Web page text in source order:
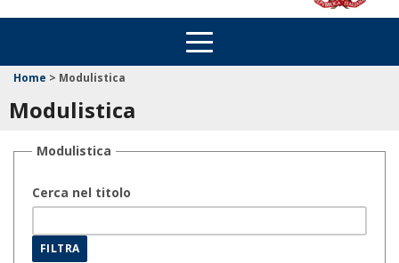
Home > Modulistica
Modulistica
Modulistica
Cerca nel titolo